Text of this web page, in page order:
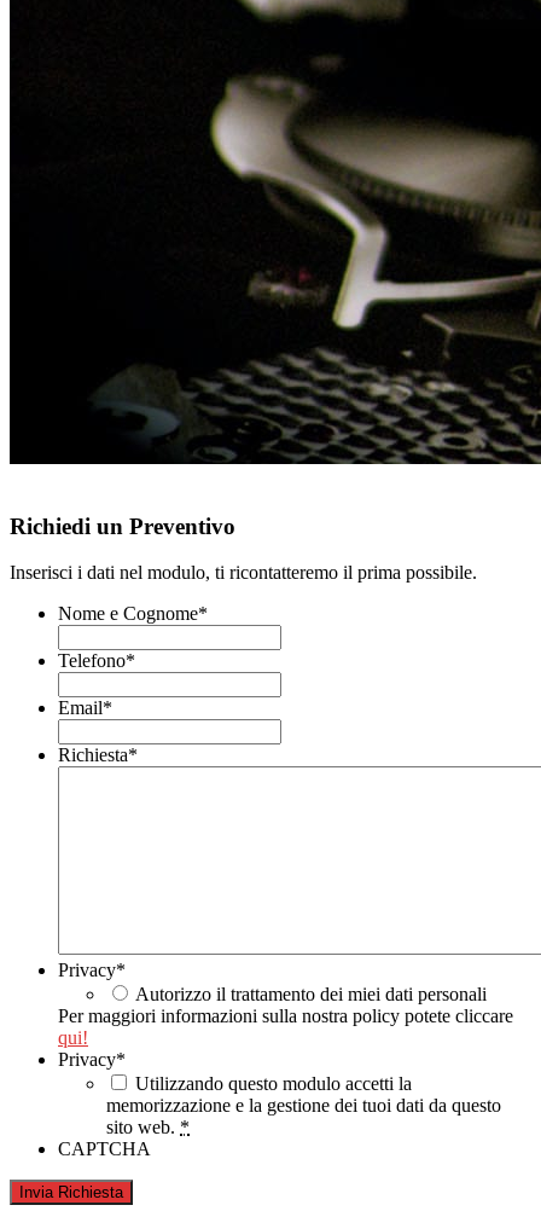
Richiedi un Preventivo
Inserisci i dati nel modulo, ti ricontatteremo il prima possibile.
Nome e Cognome*
Telefono*
Email*
Richiesta*
Privacy*
Autorizzo il trattamento dei miei dati personali
Per maggiori informazioni sulla nostra policy potete cliccare
qui!
Privacy*
Utilizzando questo modulo accetti la
memorizzazione e la gestione dei tuoi dati da questo
sito web. *
CAPTCHA